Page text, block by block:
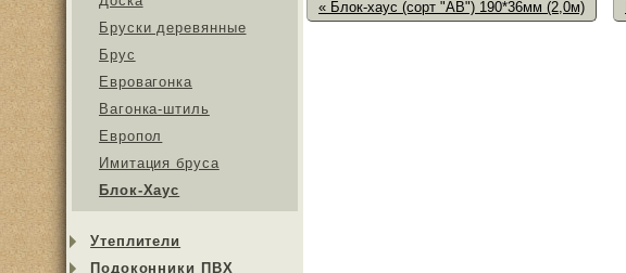
Бруски деревянные
Брус
Евровагонка
Вагонка-штиль
Европол
Имитация бруса
Блок-Хаус
Утеплители
Подоконники ПВХ
« Блок-хаус (сорт "АB") 190*36мм (2,0м)